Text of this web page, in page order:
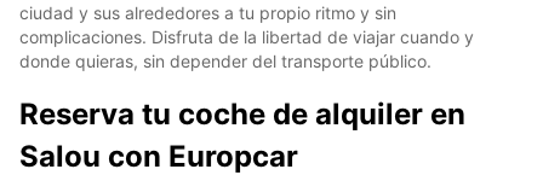
ciudad y sus alrededores a tu propio ritmo y sin
complicaciones. Disfruta de la libertad de viajar cuando y
donde quieras, sin depender del transporte público.
Reserva tu coche de alquiler en
Salou con Europcar